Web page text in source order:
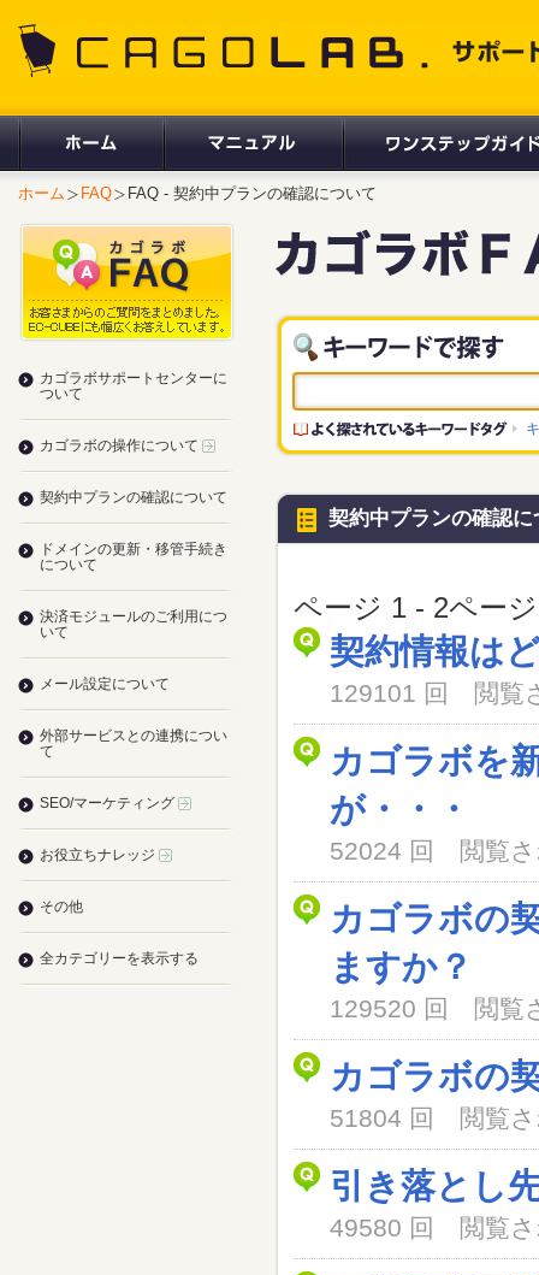
ホーム FAQ FAQ - 契約中プランの確認について
契約中プランの確認に
ページ 1 - 2ペー
契約情報は
129101 回 閲覧
カゴラボを
が・・・
52024 回 閲覧
カゴラボの
ますか？
129520 回 閲覧
カゴラボの
51804 回 閲覧
引き落とし
49580 回 閲覧
カゴラボサポートセンターに
ついて
カゴラボの操作について
契約中プランの確認について
ドメインの更新・移管手続き
について
決済モジュールのご利用につ
いて
メール設定について
外部サービスとの連携につい
て
SEO/マーケティング
お役立ちナレッジ
その他
全カテゴリーを表示する